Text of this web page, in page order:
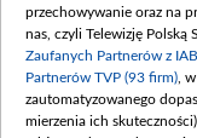
przechowywanie oraz na
nas, czyli Telewizję Polską
Zaufanych Partnerów z
Partnerów TVP (93 firm) ,
zautomatyzowanego
mierzenia ich